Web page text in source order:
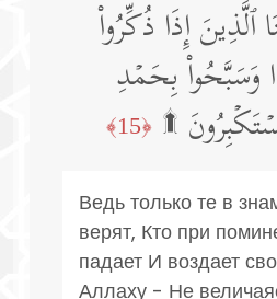
ٱلَّذِینَ إِذَا ذُكِّرُوا۟
وَسَبَّحُوا۟ بِحَمۡدِ
۩ ﴿15﴾
Ведь только те в
верят, Кто при
падает И воздает
Аллаху - Не